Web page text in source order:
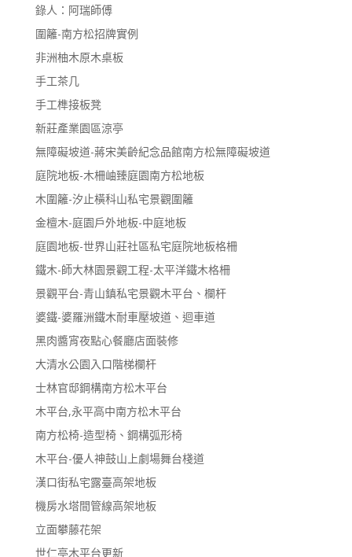
錄人：阿瑞師傅
圍籬-南方松招牌實例
非洲柚木原木桌板
手工茶几
手工榫接板凳
新莊產業園區涼亭
無障礙坡道-蔣宋美齡紀念品館南方松無障礙坡道
庭院地板-木柵岫臻庭園南方松地板
木圍籬-汐止橫科山私宅景觀圍籬
金檀木-庭園戶外地板-中庭地板
庭園地板-世界山莊社區私宅庭院地板格柵
鐵木-師大林園景觀工程-太平洋鐵木格柵
景觀平台-青山鎮私宅景觀木平台、欄杆
婆鐵-婆羅洲鐵木耐車壓坡道、迴車道
黑肉醬宵夜點心餐廳店面裝修
大清水公園入口階梯欄杆
士林官邸鋼構南方松木平台
木平台,永平高中南方松木平台
南方松椅-造型椅、鋼構弧形椅
木平台-優人神鼓山上劇場舞台棧道
漢口街私宅露臺高架地板
機房水塔間管線高架地板
立面攀藤花架
世仁亭木平台更新